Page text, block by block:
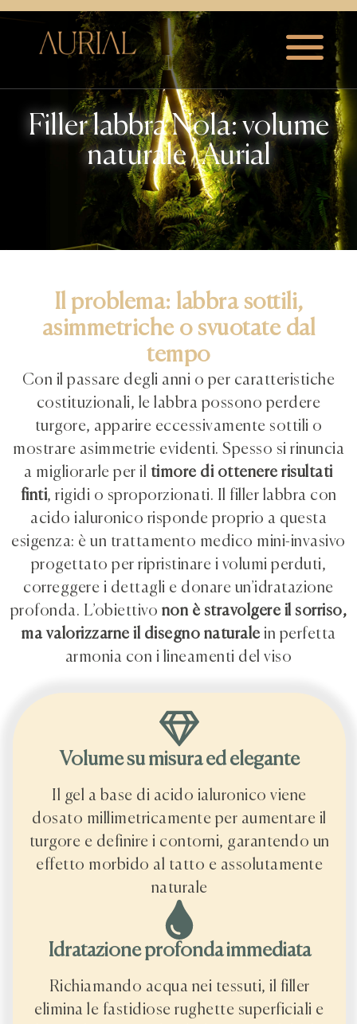
Filler labbra Nola: volume
naturale | Aurial
Il problema: labbra sottili,
asimmetriche o svuotate dal
tempo
Con il passare degli anni o per caratteristiche
costituzionali, le labbra possono perdere
turgore, apparire eccessivamente sottili o
mostrare asimmetrie evidenti. Spesso si rinuncia
a migliorarle per il timore di ottenere risultati
finti, rigidi o sproporzionati. Il filler labbra con
acido ialuronico risponde proprio a questa
esigenza: è un trattamento medico mini-invasivo
progettato per ripristinare i volumi perduti,
correggere i dettagli e donare un’idratazione
profonda. L’obiettivo non è stravolgere il sorriso,
ma valorizzarne il disegno naturale in perfetta
armonia con i lineamenti del viso
Volume su misura ed elegante
Il gel a base di acido ialuronico viene
dosato millimetricamente per aumentare il
turgore e definire i contorni, garantendo un
effetto morbido al tatto e assolutamente
naturale
Idratazione profonda immediata
Richiamando acqua nei tessuti, il filler
elimina le fastidiose rughette superficiali e